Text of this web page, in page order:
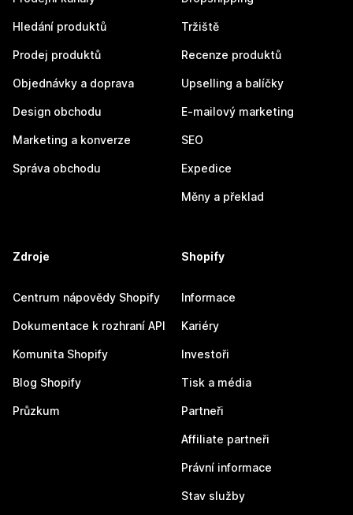
Hledání produktů
Prodej produktů
Objednávky a doprava
Design obchodu
Marketing a konverze
Správa obchodu
Tržiště
Recenze produktů
Upselling a balíčky
E-mailový marketing
SEO
Expedice
Měny a překlad
Zdroje
Centrum nápovědy Shopify
Dokumentace k rozhraní API
Komunita Shopify
Blog Shopify
Průzkum
Shopify
Informace
Kariéry
Investoři
Tisk a média
Partneři
Affiliate partneři
Právní informace
Stav služby